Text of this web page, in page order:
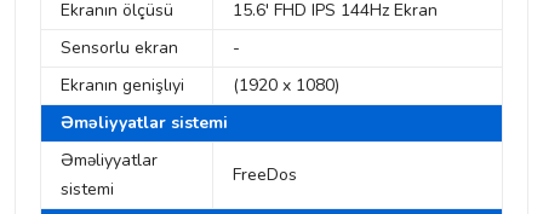
Ekranın ölçüsü
15.6' FHD IPS 144Hz Ekran
Sensorlu ekran
-
Ekranın genişlıyi
(1920 x 1080)
Əməliyyatlar sistemi
Əməliyyatlar
sistemi
FreeDos